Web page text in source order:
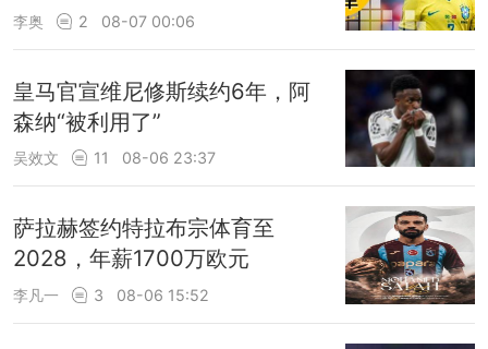
李奥 2 08-07 00:06
皇马官宣维尼修斯续约6年，阿
森纳“被利用了”
吴效文 11 08-06 23:37
萨拉赫签约特拉布宗体育至
2028，年薪1700万欧元
李凡一 3 08-06 15:52